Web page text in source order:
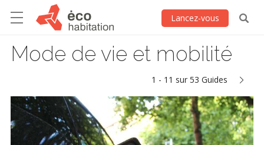
Lancez-vous
Mode de vie et mobilité
1 - 11 sur 53 Guides